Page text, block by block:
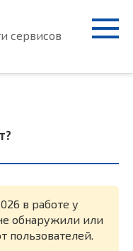
сервисов
в работе у
обнаружили или
пользователей.